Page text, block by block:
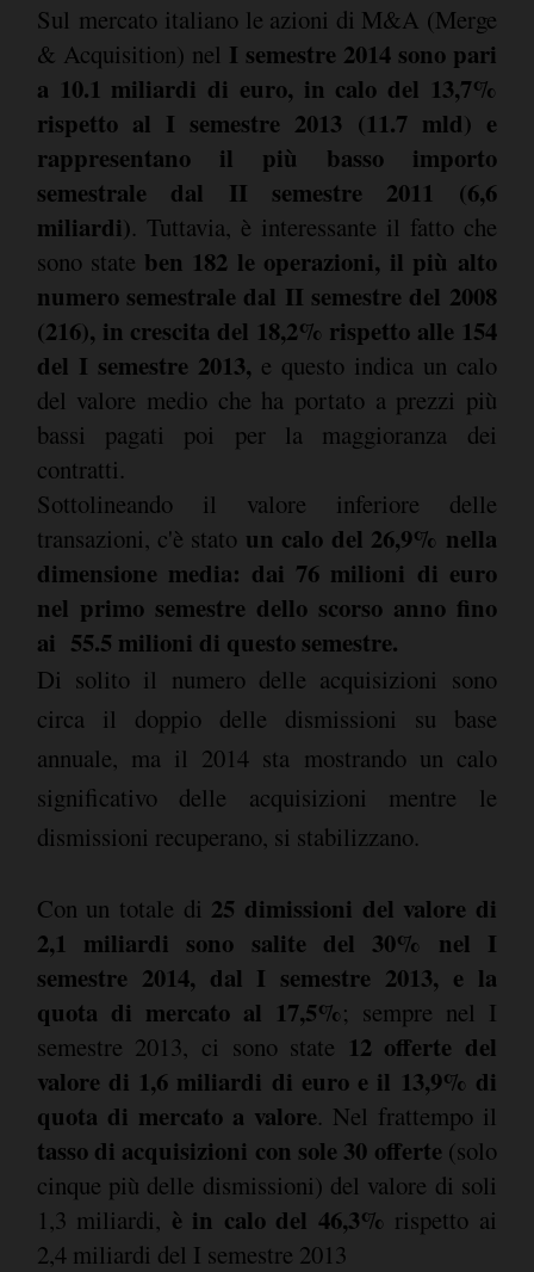
Sul mercato italiano le azioni di M&A (Merge
& Acquisition) nel I semestre 2014 sono pari
a 10.1 miliardi di euro, in calo del 13,7%
rispetto al I semestre 2013 (11.7 mld) e
rappresentano il più basso importo
semestrale dal II semestre 2011 (6,6
miliardi). Tuttavia, è interessante il fatto che
sono state ben 182 le operazioni, il più alto
numero semestrale dal II semestre del 2008
(216), in crescita del 18,2% rispetto alle 154
del I semestre 2013, e questo indica un calo
del valore medio che ha portato a prezzi più
bassi pagati poi per la maggioranza dei
contratti.
Sottolineando il valore inferiore delle
transazioni, c'è stato un calo del 26,9% nella
dimensione media: dai 76 milioni di euro
nel primo semestre dello scorso anno fino
ai 55.5 milioni di questo semestre.
Di solito il numero delle acquisizioni sono
circa il doppio delle dismissioni su base
annuale, ma il 2014 sta mostrando un calo
significativo delle acquisizioni mentre le
dismissioni recuperano, si stabilizzano.
Con un totale di 25 dimissioni del valore di
2,1 miliardi sono salite del 30% nel I
semestre 2014, dal I semestre 2013, e la
quota di mercato al 17,5%; sempre nel I
semestre 2013, ci sono state 12 offerte del
valore di 1,6 miliardi di euro e il 13,9% di
quota di mercato a valore. Nel frattempo il
tasso di acquisizioni con sole 30 offerte (solo
cinque più delle dismissioni) del valore di soli
1,3 miliardi, è in calo del 46,3% rispetto ai
2,4 miliardi del I semestre 2013